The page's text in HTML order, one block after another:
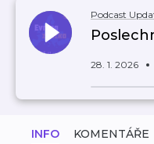
Podcast
28. 1. 2026
INFO KOMENTÁŘE